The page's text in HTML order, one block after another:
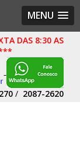
MENU
DAS 8:30 AS
***
/ 2087-2620